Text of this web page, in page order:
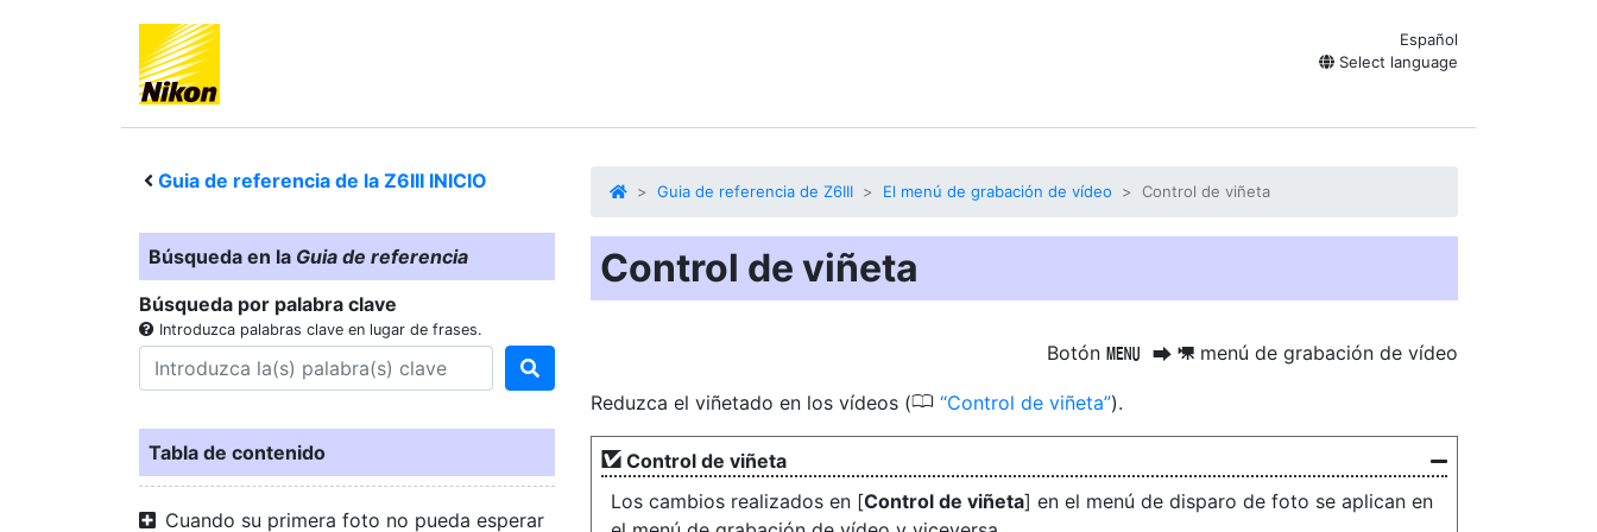
Español
Select language
Guia de referencia de la Z6III INICIO
Búsqueda en la Guia de referencia
Búsqueda por palabra clave
Introduzca palabras clave en lugar de frases.
Tabla de contenido
Cuando su primera foto no pueda esperar
Guia de referencia de Z6III El menú de grabación de vídeo Control de viñeta
Control de viñeta
Botón G U 1 menú de grabación de vídeo
Reduzca el viñetado en los vídeos (0 Control de viñeta ).
Control de viñeta
Los cambios realizados en [Control de viñeta] en el menú de disparo de foto se aplican en